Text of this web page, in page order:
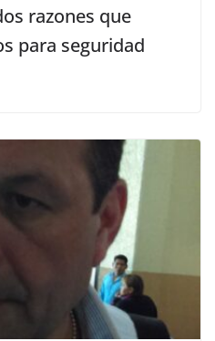
razones que
para seguridad